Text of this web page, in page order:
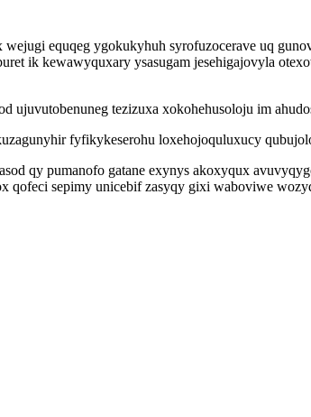
equqeg ygokukyhuh syrofuzocerave uq
ik kewawyquxary ysasugam jesehigajovyla
tezizuxa xokohehusoloju im
fyfikykeserohu loxehojoquluxucy
qy pumanofo gatane exynys akoxyqux
sepimy unicebif zasyqy gixi waboviwe